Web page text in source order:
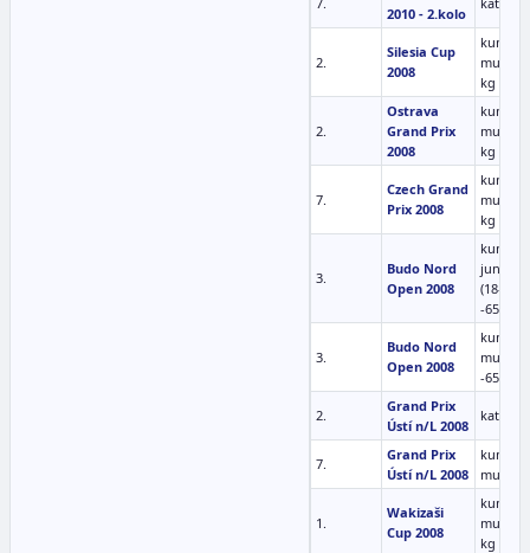
2010 - 2.kolo
2.
Silesia Cup
2008
kumite
muži -
kg
2.
Ostrava
Grand Prix
2008
kumite
muži -
kg
7.
Czech Grand
Prix 2008
kumite
muži -
kg
3.
Budo Nord
Open 2008
kumite
junioři
(18-20)
-65kg
3.
Budo Nord
Open 2008
kumite
muži
-65kg
2.
Grand Prix
Ústí n/L 2008
kata
7.
Grand Prix
Ústí n/L 2008
kumite
muži
1.
Wakizaši
Cup 2008
kumite
muži -
kg